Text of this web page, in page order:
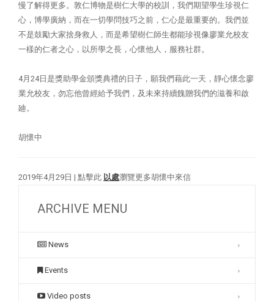
慢了解得更多。敦仁博物是樹仁大學的校訓，我們期望學生珍視仁
心，博學廣納，而在一切學問技巧之前，仁心是最重要的。我們並
不是鼓勵大家捨身救人，而是希望樹仁師生都能珍視像廖業允校友
一樣的仁者之心，以所學之長，心懷他人，服務社群。
4月24日是獎助學金頒獎典禮的日子，願我們藉此一天，靜心懷念廖
業允校友，勿忘他曾經給予我們，及未來持續餽贈我們的滋養和啟
廸。
胡懷中
2019年4月29日 | 點擊此 以處瀏覽更多胡懷中來信
ARCHIVE MENU
News
Events
Video posts